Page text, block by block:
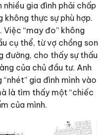
gia đình phải chấp
không thực sự phù hợp.
“may đo” không
cụ thể, từ vợ chồng son
đường, cho thấy sự thấu
của chủ đầu tư. Anh
gia đình mình vào
là tìm thấy một “chiếc
của mình.